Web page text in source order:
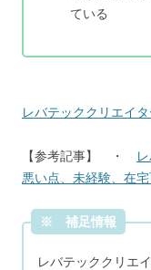
ている
レバテッククリエイタ
【参考記事】 ・
悪い点、未経験、在
※ 補足情報
レバテッククリエ